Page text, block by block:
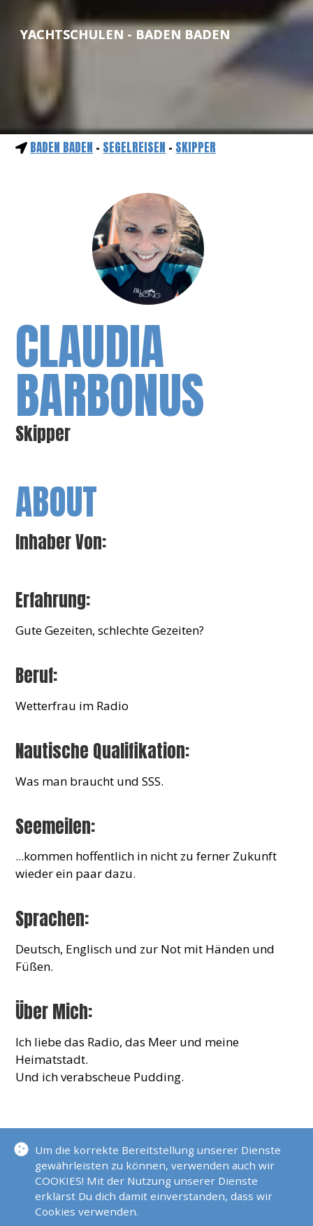
YACHTSCHULEN - BADEN BADEN
BADEN BADEN - SEGELREISEN - SKIPPER
CLAUDIA
BARBONUS
Skipper
ABOUT
Inhaber Von:
Erfahrung:
Gute Gezeiten, schlechte Gezeiten?
Beruf:
Wetterfrau im Radio
Nautische Qualifikation:
Was man braucht und SSS.
Seemeilen:
...kommen hoffentlich in nicht zu ferner Zukunft
wieder ein paar dazu.
Sprachen:
Deutsch, Englisch und zur Not mit Händen und
Füßen.
Über Mich:
Ich liebe das Radio, das Meer und meine
Heimatstadt.
Und ich verabscheue Pudding.
KONTAKT
claudiabarbonus@me.com
Um die korrekte Bereitstellung unserer Dienste
gewährleisten zu können, verwenden auch wir
COOKIES! Mit der Nutzung unserer Dienste
erklärst Du dich damit einverstanden, dass wir
Cookies verwenden.